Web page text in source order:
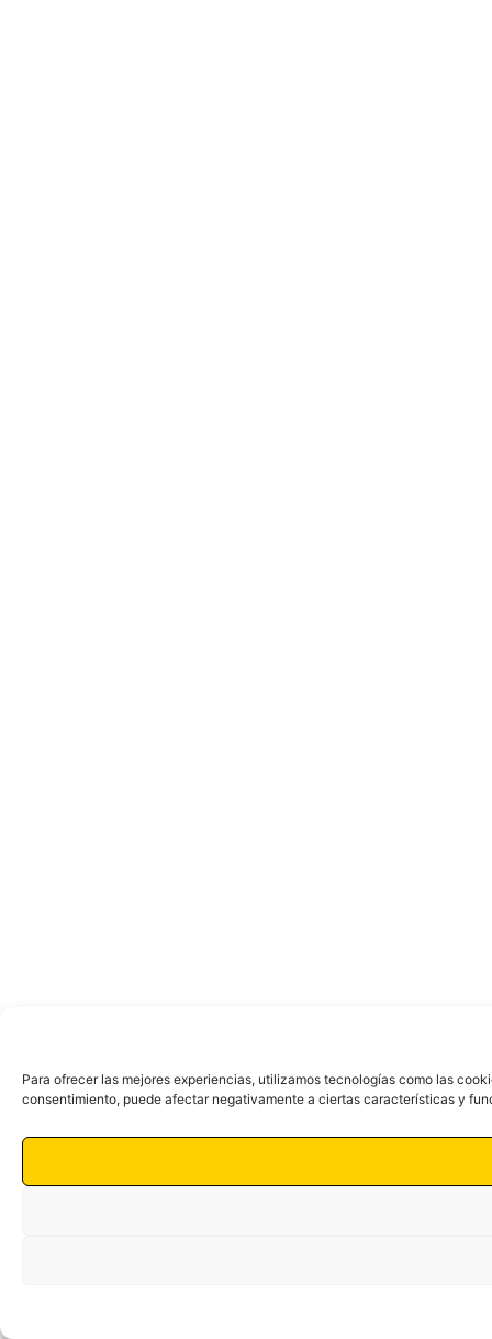
Para ofrecer las mejores experiencias, utilizamos tecnologías como las
consentimiento, puede afectar negativamente a ciertas características y